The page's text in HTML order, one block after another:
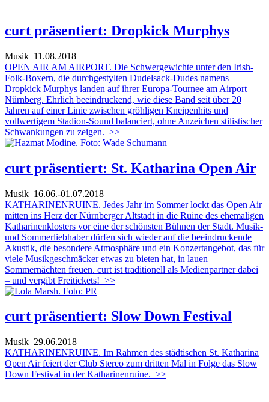
curt präsentiert: Dropkick Murphys
Musik 11.08.2018
OPEN AIR AM AIRPORT. Die Schwergewichte unter den Irish-
Folk-Boxern, die durchgestylten Dudelsack-Dudes namens
Dropkick Murphys landen auf ihrer Europa-Tournee am Airport
Nürnberg. Ehrlich beeindruckend, wie diese Band seit über 20
Jahren auf einer Linie zwischen gröhligen Kneipenhits und
vollwertigem Stadion-Sound balanciert, ohne Anzeichen stilistischer
Schwankungen zu zeigen. >>
curt präsentiert: St. Katharina Open Air
Musik 16.06.-01.07.2018
KATHARINENRUINE. Jedes Jahr im Sommer lockt das Open Air
mitten ins Herz der Nürnberger Altstadt in die Ruine des ehemaligen
Katharinenklosters vor eine der schönsten Bühnen der Stadt. Musik-
und Sommerliebhaber dürfen sich wieder auf die beeindruckende
Akustik, die besondere Atmosphäre und ein Konzertangebot, das für
viele Musikgeschmäcker etwas zu bieten hat, in lauen
Sommernächten freuen. curt ist traditionell als Medienpartner dabei
– und vergibt Freitickets! >>
curt präsentiert: Slow Down Festival
Musik 29.06.2018
KATHARINENRUINE. Im Rahmen des städtischen St. Katharina
Open Air feiert der Club Stereo zum dritten Mal in Folge das Slow
Down Festival in der Katharinenruine. >>